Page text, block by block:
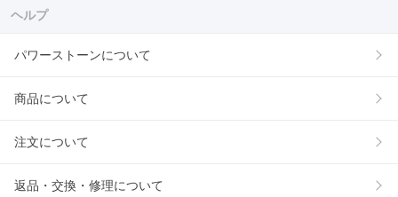
ヘルプ
パワーストーンについて
商品について
注文について
返品・交換・修理について